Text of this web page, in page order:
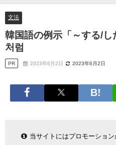
文法
韓国語の例示「～する/し
처럼
PR 2023年6月2日 2023年6月2日
当サイトにはプロモーション